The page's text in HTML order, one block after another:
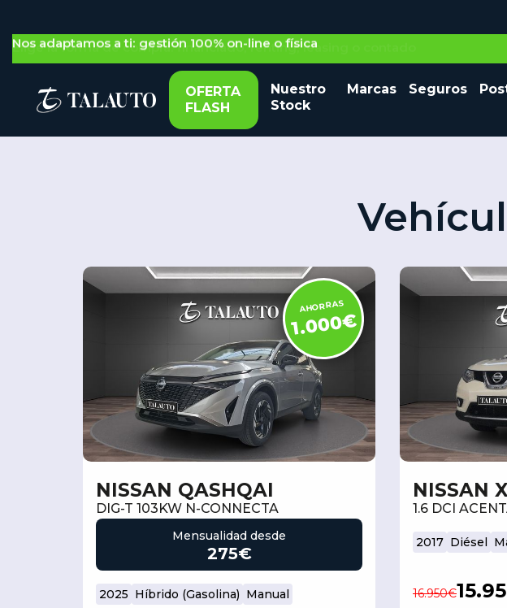
Nos adaptamos a ti: gestión 100% on-line o física
OFERTA
FLASH
Nuestro
Stock
Marcas Seguros
Vehículos
AHORRAS
1.000€
NISSAN QASHQAI
DIG-T 103KW N-CONNECTA
Mensualidad desde
275€
2025 Híbrido (Gasolina) Manual
NISSAN
1.6 DCI
2017 Diésel
16.950€